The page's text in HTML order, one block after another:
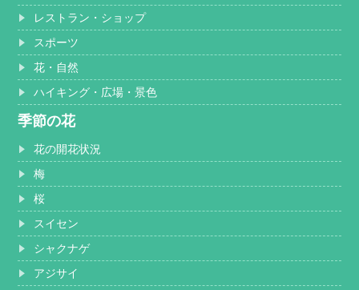
レストラン・ショップ
スポーツ
花・自然
ハイキング・広場・景色
季節の花
花の開花状況
梅
桜
スイセン
シャクナゲ
アジサイ